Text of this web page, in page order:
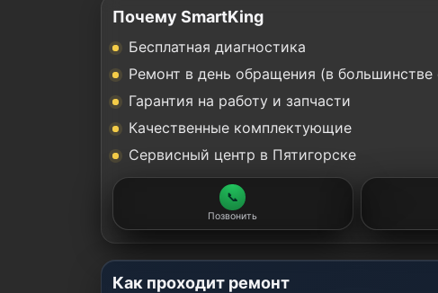
Почему SmartKing
Бесплатная диагностика
Ремонт в день обращения (в большинстве
Гарантия на работу и запчасти
Качественные комплектующие
Сервисный центр в Пятигорске
📞
Позвонить
Как проходит ремонт